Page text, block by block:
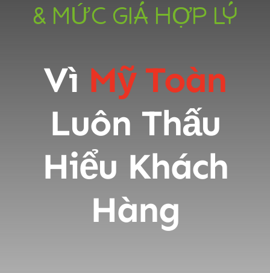
& MỨC GIÁ HỢP LÝ
Vì Mỹ Toàn
Luôn Thấu
Hiểu Khách
Hàng